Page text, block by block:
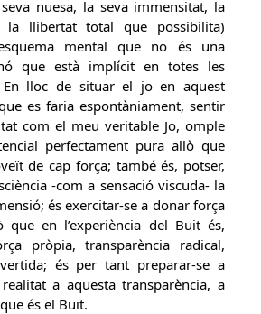
nuesa, la seva immensitat, la
la llibertat total que possibilita)
mental que no és una
que està implícit en totes les
En lloc de situar el jo en aquest
es faria espontàniament, sentir
com el meu veritable Jo, omple
perfectament pura allò que
de cap força; també és, potser,
-com a sensació viscuda- la
és exercitar-se a donar força
en l’experiència del Buit és,
pròpia, transparència radical,
és per tant preparar-se a
a aquesta transparència, a
és el Buit.